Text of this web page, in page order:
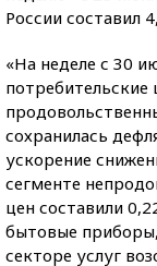
России составил
«На неделе с 30
потребительские
сохранилась
ускорение
сегменте
цен составили
бытовые
секторе услуг